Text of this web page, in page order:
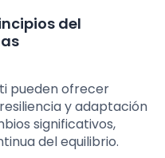
del
pueden ofrecer
y adaptación
significativos,
del equilibrio.